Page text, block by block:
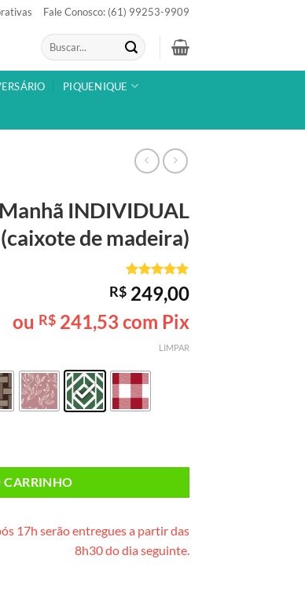
Fale Conosco: (61) 99253-9909
Pesquisar
por:
PIQUENIQUE
INDIVIDUAL
(caixote de madeira)
Avaliado
como5de
5, com
baseado em
4
de clientes
R$ 249,00
ou R$ 241,53 com Pix
LIMPAR
17h serão entregues a partir das
8h30 do dia seguinte.